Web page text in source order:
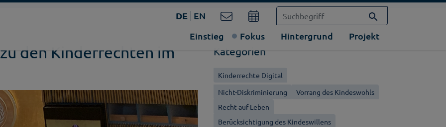
DE EN
Einstieg
Fokus Hintergrund Projekt
den Kinderrechten im
Kategorien
Kinderrechte Digital
Nicht-Diskriminierung
Vorrang des Kindeswohls
Recht auf Leben
Berücksichtigung des Kindeswillens